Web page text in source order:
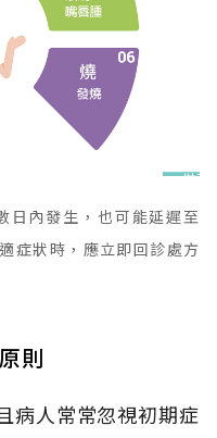
日內發生，也可能延遲至
症狀時，應立即回診處方
則
病人常常忽視初期症